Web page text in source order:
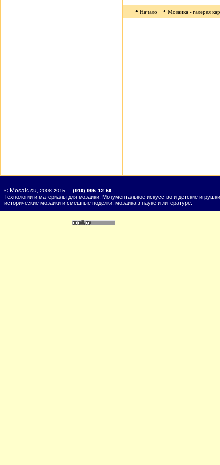
• Начало • Мозаика - галерея
© Mosaic.su , 2008-2015. (916) 995-12-50
Технологии и материалы для мозаики. Монументальное искусство и детские
исторические мозаики и смешные поделки, мозаика в науке и литературе.